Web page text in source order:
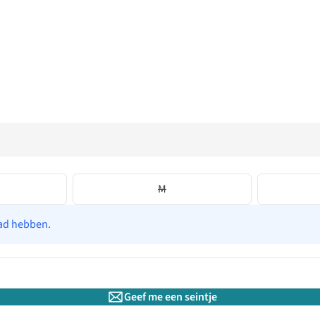
M
hebben.
Geef me een seintje